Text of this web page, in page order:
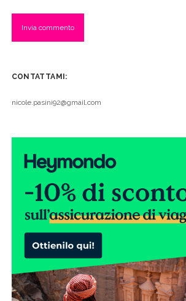
CONTATTAMI:
nicole.pasini92@gmail.com